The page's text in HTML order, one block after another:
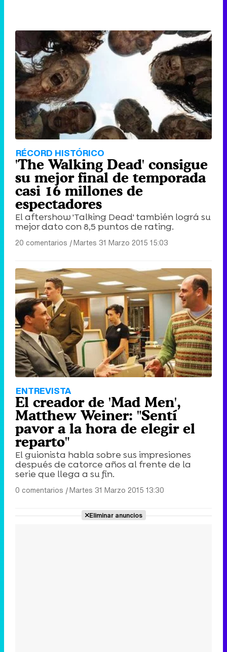
RÉCORD HISTÓRICO
'The Walking Dead' consigue
su mejor final de temporada
casi 16 millones de
espectadores
El aftershow 'Talking Dead' también lográ su
mejor dato con 8,5 puntos de rating.
20 comentarios |Martes 31 Marzo 2015 15:03
ENTREVISTA
El creador de 'Mad Men',
Matthew Weiner: "Sentí
pavor a la hora de elegir el
reparto"
El guionista habla sobre sus impresiones
después de catorce años al frente de la
serie que llega a su fin.
0 comentarios |Martes 31 Marzo 2015 13:30
Eliminar anuncios